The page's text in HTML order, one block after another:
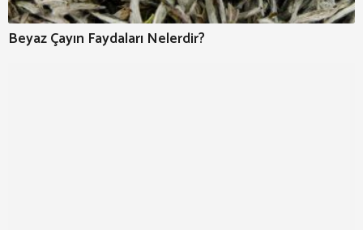
Beyaz Çayın Faydaları Nelerdir?